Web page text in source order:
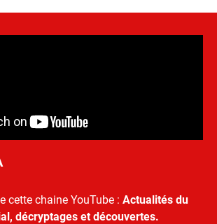
cette chaine YouTube : Actualités du
décryptages et découvertes.